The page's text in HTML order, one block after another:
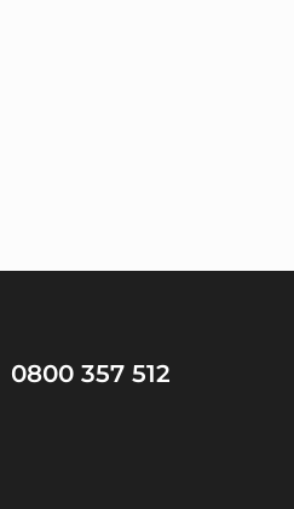
0800 357 512